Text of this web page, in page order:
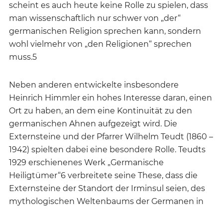
scheint es auch heute keine Rolle zu spielen, dass
man wissenschaftlich nur schwer von „der“
germanischen Religion sprechen kann, sondern
wohl vielmehr von „den Religionen“ sprechen
muss.5
Neben anderen entwickelte insbesondere
Heinrich Himmler ein hohes Interesse daran, einen
Ort zu haben, an dem eine Kontinuität zu den
germanischen Ahnen aufgezeigt wird. Die
Externsteine und der Pfarrer Wilhelm Teudt (1860 –
1942) spielten dabei eine besondere Rolle. Teudts
1929 erschienenes Werk „Germanische
Heiligtümer“6 verbreitete seine These, dass die
Externsteine der Standort der Irminsul seien, des
mythologischen Weltenbaums der Germanen in